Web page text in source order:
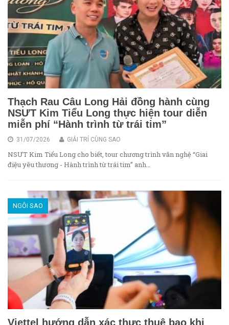
Thạch Rau Câu Long Hải đồng hành cùng
NSƯT Kim Tiểu Long thực hiện tour diễn
miễn phí “Hành trình từ trái tim”
31/07/2026 GIẢI TRÍ CÙNG SAO
NSƯT Kim Tiểu Long cho biết, tour chương trình văn nghệ “Giai
điệu yêu thương - Hành trình từ trái tim” anh…
NGÔI SAO
Viettel hướng dẫn xác thực thuê bao khi